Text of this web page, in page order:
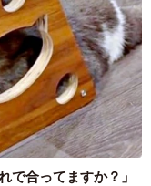
合ってますか？」